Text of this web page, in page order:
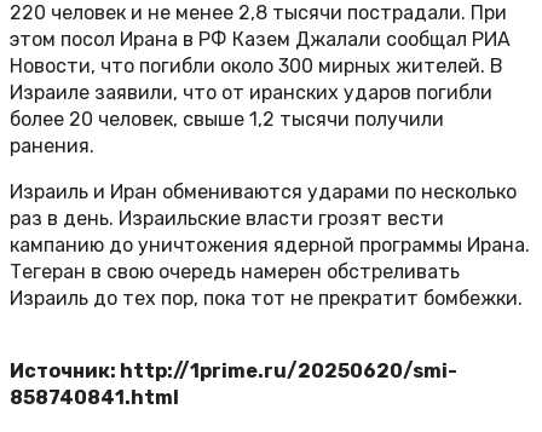
220 человек и не менее 2,8 тысячи пострадали. При
этом посол Ирана в РФ Казем Джалали сообщал РИА
Новости, что погибли около 300 мирных жителей. В
Израиле заявили, что от иранских ударов погибли
более 20 человек, свыше 1,2 тысячи получили
ранения.
Израиль и Иран обмениваются ударами по несколько
раз в день. Израильские власти грозят вести
кампанию до уничтожения ядерной программы Ирана.
Тегеран в свою очередь намерен обстреливать
Израиль до тех пор, пока тот не прекратит бомбежки.
Источник: http://1prime.ru/20250620/smi-
858740841.html